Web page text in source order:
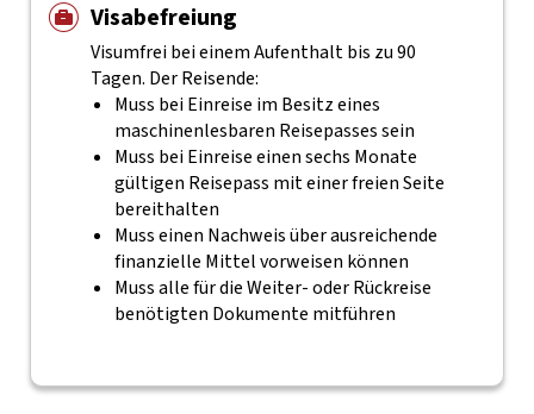
Visabefreiung
Visumfrei bei einem Aufenthalt bis zu 90
Tagen. Der Reisende:
Muss bei Einreise im Besitz eines
maschinenlesbaren Reisepasses sein
Muss bei Einreise einen sechs Monate
gültigen Reisepass mit einer freien Seite
bereithalten
Muss einen Nachweis über ausreichende
finanzielle Mittel vorweisen können
Muss alle für die Weiter- oder Rückreise
benötigten Dokumente mitführen